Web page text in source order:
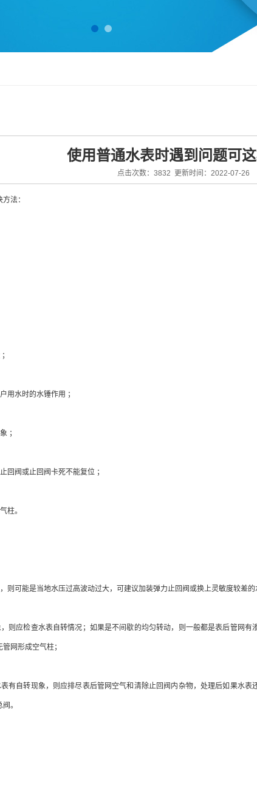
使用普通水表时遇到问题可
点击次数：3832 更新时间：2022-07-26
法：
水时的水锤作用 ；
；
阀或止回阀卡死不能复位 ；
柱。
可能是当地水压过高波动过大，可建议加装弹力止回阀或换上灵敏度较差的
应检查水表自转情况；如果是不间歇的均匀转动，则一般都是表后管网有
网形成空气柱；
自转现象，则应排尽表后管网空气和清除止回阀内杂物，处理后如果水表
。